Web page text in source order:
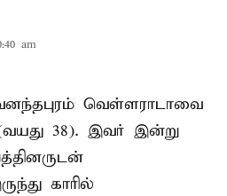
am
வெள்ளராடாவை
38). இவர் இன்று
காரில்